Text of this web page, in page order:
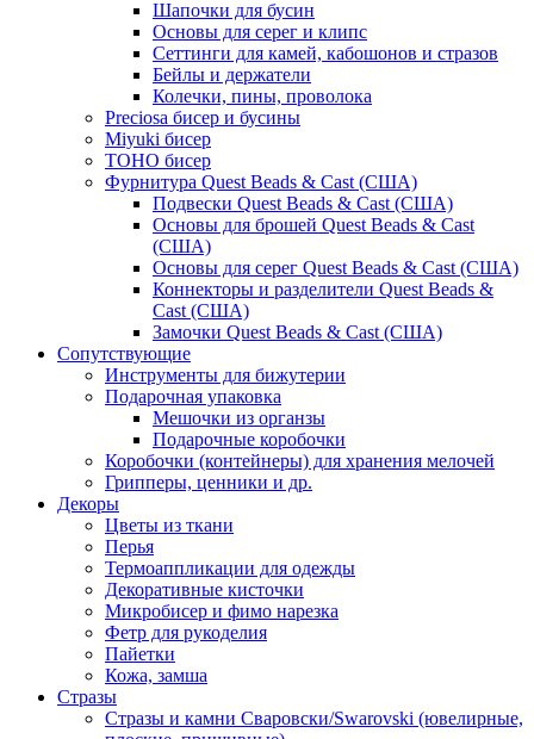
Шапочки для бусин
Основы для серег и клипс
Сеттинги для камей, кабошонов и стразов
Бейлы и держатели
Колечки, пины, проволока
Preciosa бисер и бусины
Miyuki бисер
TOHO бисер
Фурнитура Quest Beads & Cast (США)
Подвески Quest Beads & Cast (США)
Основы для брошей Quest Beads & Cast
(США)
Основы для серег Quest Beads & Cast (США)
Коннекторы и разделители Quest Beads &
Cast (США)
Замочки Quest Beads & Cast (США)
Сопутствующие
Инструменты для бижутерии
Подарочная упаковка
Мешочки из органзы
Подарочные коробочки
Коробочки (контейнеры) для хранения мелочей
Грипперы, ценники и др.
Декоры
Цветы из ткани
Перья
Термоаппликации для одежды
Декоративные кисточки
Микробисер и фимо нарезка
Фетр для рукоделия
Пайетки
Кожа, замша
Стразы
Стразы и камни Сваровски/Swarovski (ювелирные,